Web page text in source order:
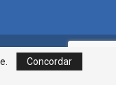
79.2106.8000 - CI
de Informações LTDA
Concordar